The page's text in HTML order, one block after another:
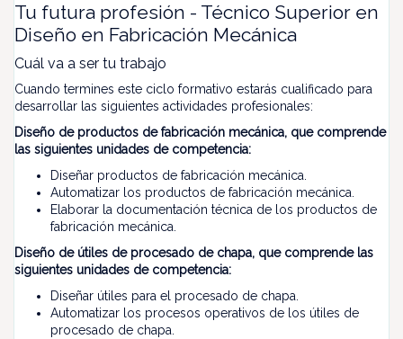
Tu futura profesión - Técnico Superior en
Diseño en Fabricación Mecánica
Cuál va a ser tu trabajo
Cuando termines este ciclo formativo estarás cualificado para
desarrollar las siguientes actividades profesionales:
Diseño de productos de fabricación mecánica, que comprende
las siguientes unidades de competencia:
Diseñar productos de fabricación mecánica.
Automatizar los productos de fabricación mecánica.
Elaborar la documentación técnica de los productos de
fabricación mecánica.
Diseño de útiles de procesado de chapa, que comprende las
siguientes unidades de competencia:
Diseñar útiles para el procesado de chapa.
Automatizar los procesos operativos de los útiles de
procesado de chapa.